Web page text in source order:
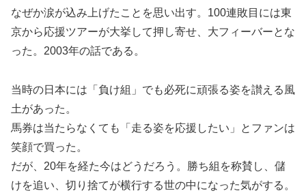
なぜか涙が込み上げたことを思い出す。100連敗目には東
京から応援ツアーが大挙して押し寄せ、大フィーバーとな
った。2003年の話である。
当時の日本には「負け組」でも必死に頑張る姿を讃える風
土があった。
馬券は当たらなくても「走る姿を応援したい」とファンは
笑顔で買った。
だが、20年を経た今はどうだろう。勝ち組を称賛し、儲
けを追い、切り捨てが横行する世の中になった気がする。